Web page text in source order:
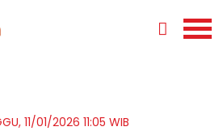
11/01/2026 11:05 WIB